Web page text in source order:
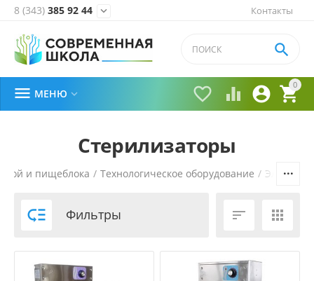
Контакты
8 (343) 385 92 44 
0


 

 МЕНЮ 
Стерилизаторы
и пищеблока / Технологическое оборудование /
 Фильтры  